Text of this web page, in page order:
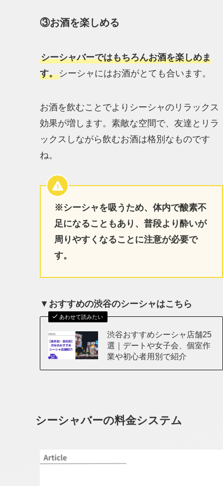
③お酒を楽しめる
シーシャバーではもちろんお酒を楽しめま
す。 シーシャにはお酒がとても合います。
お酒を飲むことでよりシーシャのリラックス
効果が増します。素敵な空間で、友達とリラ
ックスしながら飲むお酒は格別なものです
ね。
※シーシャを吸うため、体内で酸素不
足になることもあり、普段より酔いが
周りやすくなることに注意が必要で
す。
▼ おすすめの渋谷のシーシャはこちら
あわせて読みたい
渋谷おすすめシーシャ店舗25
選｜デートや女子会、個室作
業や初心者用別で紹介
シーシャバーの料金システム